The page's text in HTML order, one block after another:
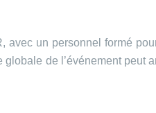
un personnel formé
de l’événement peut